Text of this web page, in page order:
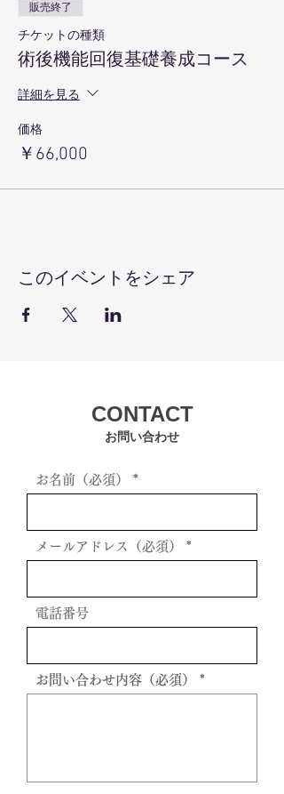
販売終了
チケットの種類
術後機能回復基礎養成コース
詳細を見る
価格
￥66,000
このイベントをシェア
お問い合わせ
CONTACT
お名前（必須）
メールアドレス（必須）
電話番号
お問い合わせ内容（必須）